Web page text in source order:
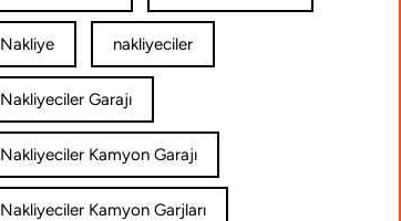
Nakliye nakliyeciler
Nakliyeciler Garajı
Nakliyeciler Kamyon Garajı
Nakliyeciler Kamyon Garjları